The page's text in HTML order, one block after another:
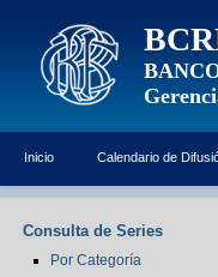
Inicio Calendario de
Consulta de Series
Por Categoría